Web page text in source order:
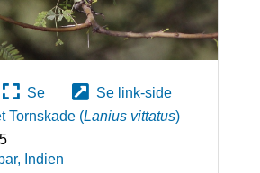
Se
Se link-side
Tornskade (Lanius vittatus)
, Indien